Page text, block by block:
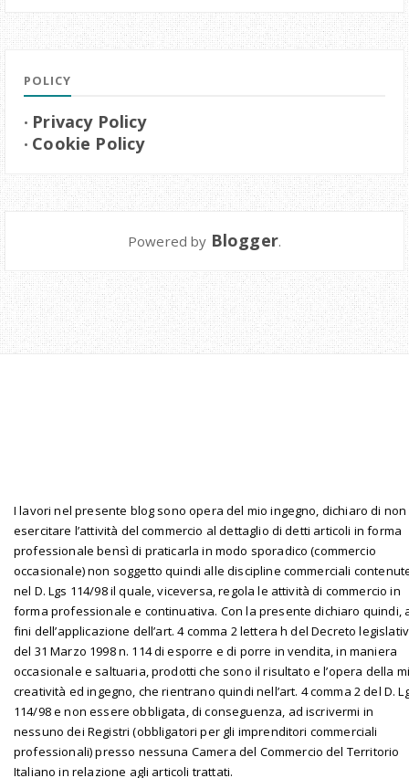
POLICY
• Privacy Policy
• Cookie Policy
Powered by Blogger.
I lavori nel presente blog sono opera del mio ingegno, dichiaro di non
esercitare l’attività del commercio al dettaglio di detti articoli in forma
professionale bensì di praticarla in modo sporadico (commercio
occasionale) non soggetto quindi alle discipline commerciali
nel D. Lgs 114/98 il quale, viceversa, regola le attività di commercio in
forma professionale e continuativa. Con la presente dichiaro quindi,
fini dell’applicazione dell’art. 4 comma 2 lettera h del Decreto
del 31 Marzo 1998 n. 114 di esporre e di porre in vendita, in maniera
occasionale e saltuaria, prodotti che sono il risultato e l’opera della
creatività ed ingegno, che rientrano quindi nell’art. 4 comma 2 del D.
114/98 e non essere obbligata, di conseguenza, ad iscrivermi in
nessuno dei Registri (obbligatori per gli imprenditori commerciali
professionali) presso nessuna Camera del Commercio del Territorio
Italiano in relazione agli articoli trattati.